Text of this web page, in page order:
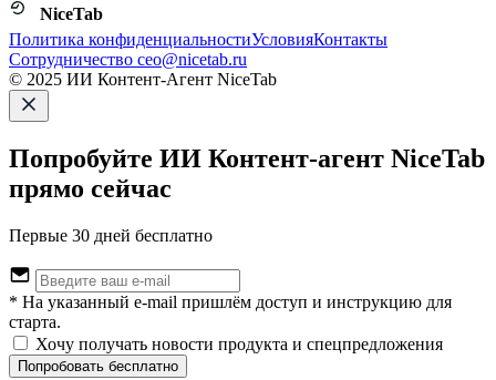
NiceTab
Политика конфиденциальностиУсловияКонтакты
Сотрудничество ceo@nicetab.ru
© 2025 ИИ Контент-Агент NiceTab
Попробуйте ИИ Контент-агент NiceTab
прямо сейчас
Первые 30 дней бесплатно
* На указанный e-mail пришлём доступ и инструкцию для
старта.
Хочу получать новости продукта и спецпредложения
Попробовать бесплатно